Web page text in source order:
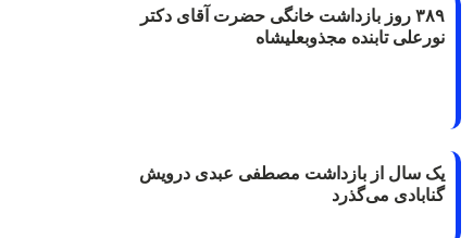
۳۸۹ روز بازداشت خانگی حضرت آقای دکتر
نورعلی تابنده مجذوبعلیشاه
یک سال از بازداشت مصطفی عبدی درویش
گنابادی می‌گذرد